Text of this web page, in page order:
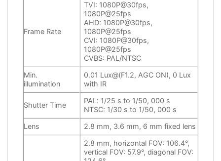
Frame Rate
TVI: 1080P@30fps,
1080P@25fps
AHD: 1080P@30fps,
1080P@25fps
CVI: 1080P@30fps,
1080P@25fps
CVBS: PAL/NTSC
Min.
illumination
0.01 Lux@(F1.2, AGC ON), 0 Lux
with IR
Shutter Time
PAL: 1/25 s to 1/50, 000 s
NTSC: 1/30 s to 1/50, 000 s
Lens
2.8 mm, 3.6 mm, 6 mm fixed lens
2.8 mm, horizontal FOV: 106.4°,
vertical FOV: 57.9°, diagonal FOV: